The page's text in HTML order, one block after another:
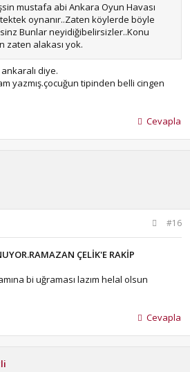
mustafa abi Ankara Oyun Havası
oynanır..Zaten köylerde böyle
Bunlar neyidiğibelirsizler..Konu
zaten alakası yok.
diye.
yazmış.çocuğun tipinden belli cingen
Cevapla
#16
ÇELİK'E RAKİP
bi uğraması lazım helal olsun
Cevapla